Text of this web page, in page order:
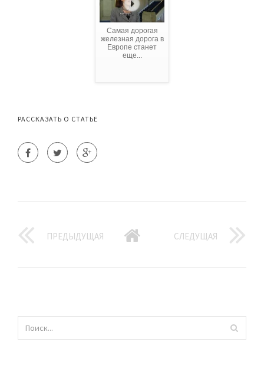
Самая дорогая
железная дорога в
Европе станет
еще...
РАССКАЗАТЬ О СТАТЬЕ
ПРЕДЫДУЩАЯ СЛЕДУЩАЯ